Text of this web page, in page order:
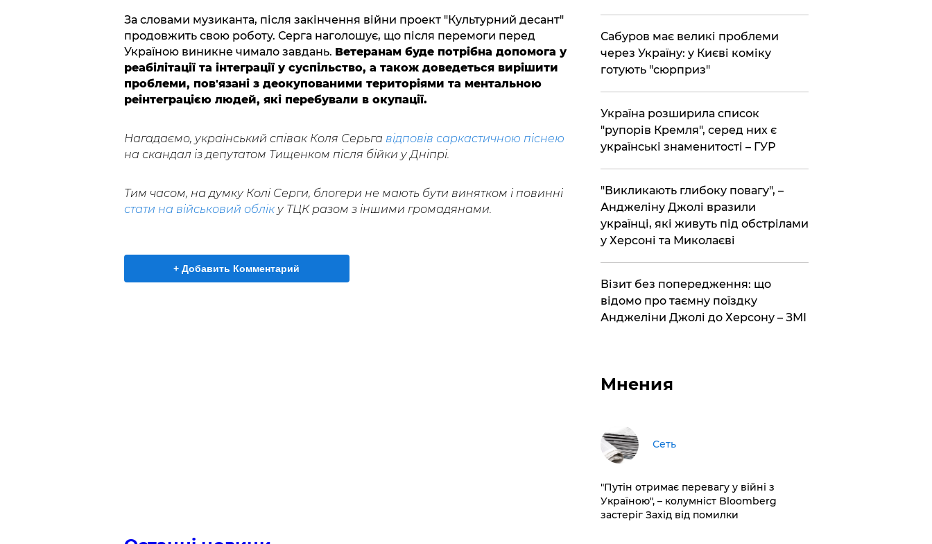
За словами музиканта, після закінчення війни проект "Культурний десант"
продовжить свою роботу. Серга наголошує, що після перемоги перед
Україною виникне чимало завдань. Ветеранам буде потрібна допомога у
реабілітації та інтеграції у суспільство, а також доведеться вирішити
проблеми, пов'язані з деокупованими територіями та ментальною
реінтеграцією людей, які перебували в окупації.
Нагадаємо, український співак Коля Серьга відповів саркастичною піснею
на скандал із депутатом Тищенком після бійки у Дніпрі.
Тим часом, на думку Колі Серги, блогери не мають бути винятком і повинні
стати на військовий обліку ТЦК разом з іншими громадянами.
+ Добавить Комментарий
Сабуров має великі проблеми
через Україну: у Києві коміку
готують "сюрприз"
Україна розширила список
"рупорів Кремля", серед них є
українські знаменитості – ГУР
"Викликають глибоку повагу", –
Анджеліну Джолі вразили
українці, які живуть під обстрілами
у Херсоні та Миколаєві
Візит без попередження: що
відомо про таємну поїздку
Анджеліни Джолі до Херсону – ЗМІ
Мнения
Сеть
"Путін отримає перевагу у війні з
Україною", – колумніст Bloomberg
застеріг Захід від помилки